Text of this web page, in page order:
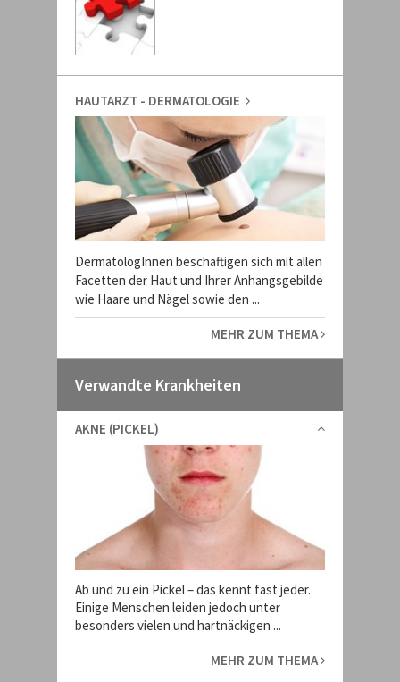
HAUTARZT - DERMATOLOGIE
DermatologInnen beschäftigen sich mit allen
Facetten der Haut und Ihrer Anhangsgebilde
wie Haare und Nägel sowie den ...
MEHR ZUM THEMA
Verwandte Krankheiten
AKNE (PICKEL)
Ab und zu ein Pickel – das kennt fast jeder.
Einige Menschen leiden jedoch unter
besonders vielen und hartnäckigen ...
MEHR ZUM THEMA